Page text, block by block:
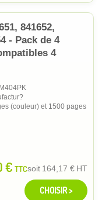
841652,
- Pack de 4
4
(couleur) et 1500 pages
€ TTCsoit 164,17 € HT
CHOISIR >